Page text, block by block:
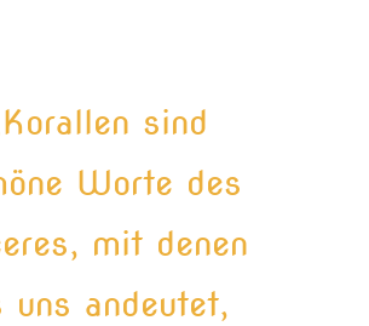
sind
Worte des
mit denen
uns andeutet,